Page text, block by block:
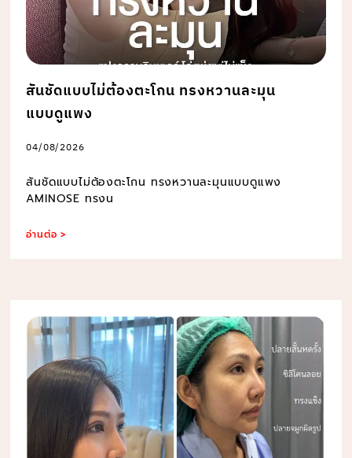
สันชัดแบบไม่ต้องตะโกน ทรงหวานละมุน
แบบดูแพง
04/08/2026
สันชัดแบบไม่ต้องตะโกน ทรงหวานละมุนแบบดูแพง
AMINOSE ทรงน
อ่านต่อ >